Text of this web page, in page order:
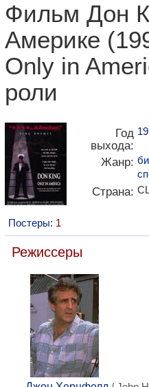
Фильм Дон
Америке
Only in
роли
Год
выхода:
Жанр:
Страна:
Постеры: 1
Режиссеры